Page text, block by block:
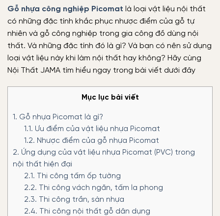
Gỗ nhựa công nghiệp Picomat là loại vật liệu nội thất
có những đặc tính khắc phục nhược điểm của gỗ tự
nhiên và gỗ công nghiệp trong gia công đồ dùng nội
thất. Và những đặc tính đó là gì? Và bạn có nên sử dụng
loại vật liệu này khi làm nội thất hay không? Hãy cùng
Nội Thất JAMA tìm hiểu ngay trong bài viết dưới đây
Mục lục bài viết
1. Gỗ nhựa Picomat là gì?
1.1. Ưu điểm của vật liệu nhựa Picomat
1.2. Nhược điểm của gỗ nhựa Picomat
2. Ứng dụng của vật liệu nhựa Picomat (PVC) trong
nội thất hiện đại
2.1. Thi công tấm ốp tường
2.2. Thi công vách ngăn, tấm la phong
2.3. Thi công trần, sàn nhựa
2.4. Thi công nội thất gỗ dân dụng